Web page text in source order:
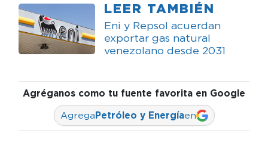
LEER TAMBIÉN
Eni y Repsol acuerdan
exportar gas natural
venezolano desde 2031
Agréganos como tu fuente favorita en Google
AgregaPetróleo y Energíaen